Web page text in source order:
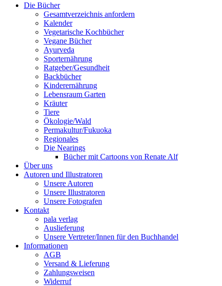
Die Bücher
Gesamtverzeichnis anfordern
Kalender
Vegetarische Kochbücher
Vegane Bücher
Ayurveda
Sporternährung
Ratgeber/Gesundheit
Backbücher
Kinderernährung
Lebensraum Garten
Kräuter
Tiere
Ökologie/Wald
Permakultur/Fukuoka
Regionales
Die Nearings
Bücher mit Cartoons von Renate Alf
Über uns
Autoren und Illustratoren
Unsere Autoren
Unsere Illustratoren
Unsere Fotografen
Kontakt
pala verlag
Auslieferung
Unsere Vertreter/Innen für den Buchhandel
Informationen
AGB
Versand & Lieferung
Zahlungsweisen
Widerruf